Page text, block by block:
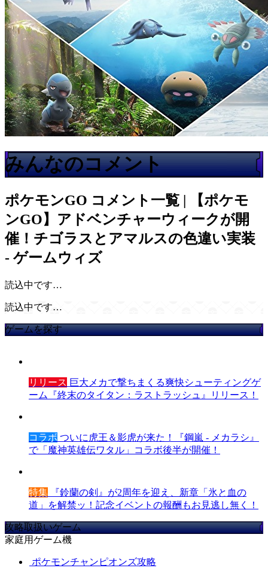
みんなのコメント
ポケモンGO コメント一覧 | 【ポケモ
ンGO】アドベンチャーウィークが開
催！チゴラスとアマルスの色違い実装
- ゲームウィズ
読込中です…
読込中です…
ゲームを探す
リリース 巨大メカで撃ちまくる爽快シューティングゲ
ーム『終末のタイタン：ラストラッシュ』リリース！
コラボ ついに虎王＆影虎が来た！『鋼嵐 - メカラシ』
で「魔神英雄伝ワタル」コラボ後半が開催！
特集 『鈴蘭の剣』が2周年を迎え、新章「氷と血の
道」を解禁ッ！記念イベントの報酬もお見逃し無く！
攻略取扱いゲーム
家庭用ゲーム機
ポケモンチャンピオンズ攻略